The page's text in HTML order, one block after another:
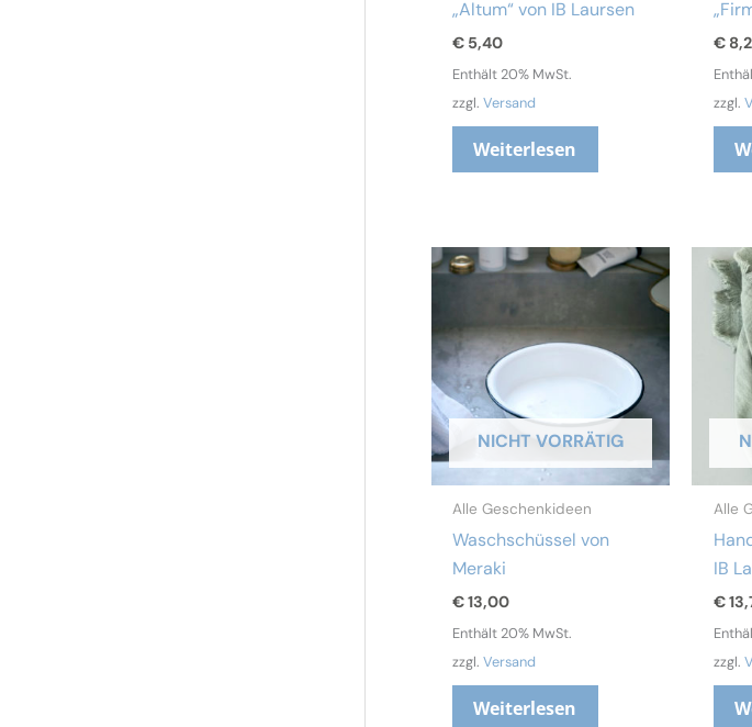
„Altum“ von IB Laursen
€ 5,40
Enthält 20% MwSt.
zzgl.Versand
Weiterlesen
€
zzgl.
NICHT VORRÄTIG
Alle Geschenkideen
Waschschüssel von
Meraki
€13,00
Enthält 20% MwSt.
zzgl.Versand
Weiterlesen
Alle
IB
€
zzgl.